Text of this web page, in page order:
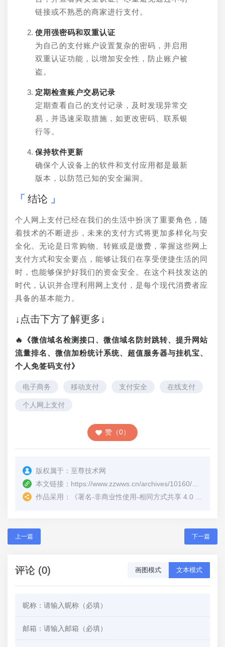
链接或不熟悉的商家进行支付。
使用强密码和双重认证
为自己的支付账户设置复杂的密码，并启用
双重认证功能，以增加安全性，防止账户被
盗。
定期检查账户交易记录
定期查看自己的支付记录，及时发现异常交
易，并迅速采取措施，如更改密码、联系银
行等。
保持软件更新
确保个人设备上的软件和支付应用都是最新
版本，以防范已知的安全漏洞。
结论
个人网上支付已经在我们的生活中扮演了重要角色，随
着技术的不断进步，未来的支付方式将更加多样化与安
全化。无论是日常购物、转账或是缴费，掌握这些网上
支付方式和安全要点，能够让我们在享受便捷生活的同
时，也能够保护好我们的资金安全。在这个科技发达的
时代，认识并合理利用网上支付，是每个现代消费者应
具备的基本能力。
↓点击下方了解更多↓
🔥《微信域名检测接口、微信域名防封跳转、提升网站
流量排名、微信加粉统计系统、超值服务器与挂机宝、
个人免签码支付》
电子商务 移动支付 支付安全 在线支付
个人网上支付
赞（0）
版权属于： 至尊技术网
本文链接：
作品采用：
《署名-非商业性使用-相同方式共享 4.0 国际 (CC BY-NC-SA 4.0)
上一篇 下一篇
评论 (0) 画图模式 文本模式